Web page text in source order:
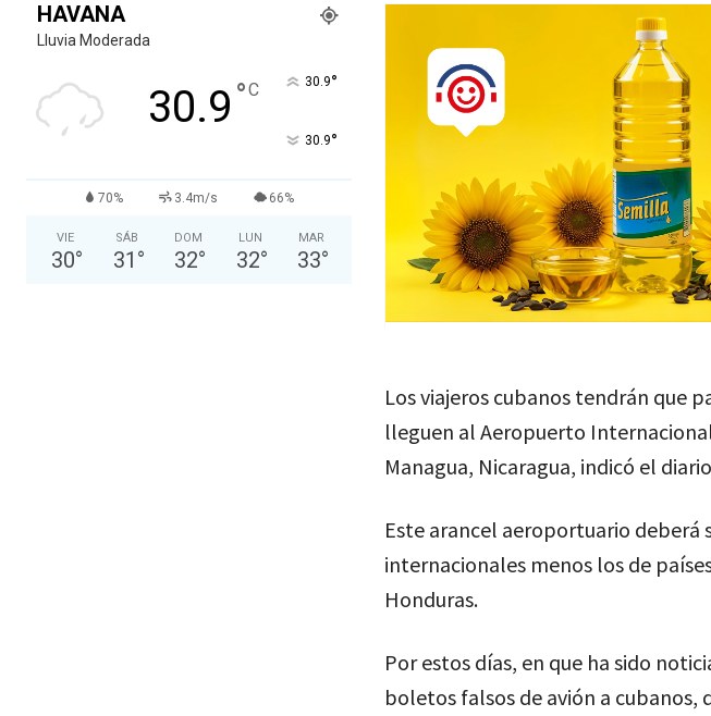
HAVANA
Lluvia Moderada
30.9 °C 30.9°
30.9°
70% 3.4m/s 66%
VIE
30°
SÁB
31 °
DOM
32°
LUN
32°
MAR
33°
Los viajeros cubanos tendrán que
lleguen al Aeropuerto
Managua, Nicaragua, indicó el
Este arancel aeroportuario deberá
internacionales menos los de
Honduras.
Por estos días, en que ha sido
boletos falsos de avión a cubanos,